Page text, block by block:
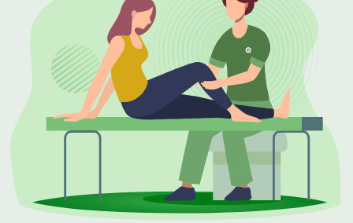
копирования на другие сайты и ресурсы в Интернете) или
любое иное использование информации и объектов без
предварительного письменного согласия правообладателя.
Указание ссылки на источник информации является
обязательным.
ООО «ДЕМЕТРА»
Лицензия № Л041-01107-72/00646332 от 4 апреля 2023
года
ОГРН 1137232067895
ИНН 7224052230
Материалы, размещенные на данной странице, носят
информационный характер и предназначены для
образовательных целей. Посетители сайта не должны
использовать их в качестве медицинских рекомендаций.
Определение диагноза и выбор методики лечения остается
исключительной прерогативой вашего лечащего врача!
ООО «ДЕМЕТРА» не несёт ответственности за возможные